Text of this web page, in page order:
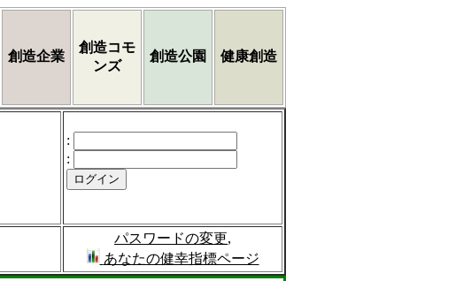
創造企業
創造コモ
ンズ
創造公園 健康創造
:
:
パスワードの変更,
あなたの健幸指標ページ